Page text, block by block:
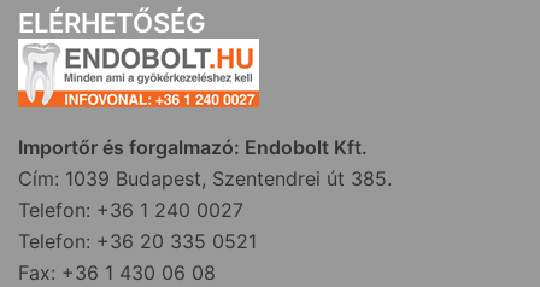
ELÉRHETŐSÉG
Importőr és forgalmazó: Endobolt Kft.
Cím: 1039 Budapest, Szentendrei út 385.
Telefon: +36 1 240 0027
Telefon: +36 20 335 0521
Fax: +36 1 430 06 08